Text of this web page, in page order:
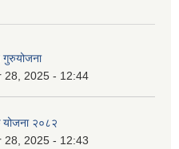
गुरुयोजना
28, 2025 - 12:44
योजना २०८२
28, 2025 - 12:43